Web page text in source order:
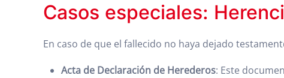
Casos especiales:
En caso de que el fallecido no haya dejado
Acta de Declaración de Herederos: Este